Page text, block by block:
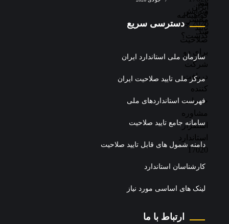
دسترسی سریع
سازمان ملی استاندارد ایران
مرکز ملی تایید صلاحیت ایران
فهرست استانداردهای ملی
سامانه جامع تایید صلاحیت
دامنه شمول های قابل تایید صلاحیت
کارشناسان استاندارد
لینک های اساسی مورد نیاز
ارتباط با ما